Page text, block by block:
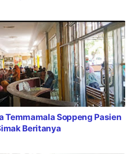
Temmamala Soppeng Pasien
Beritanya